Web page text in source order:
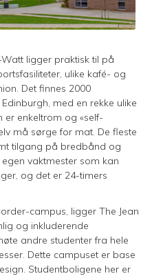
ligger praktisk til på
ulike kafé- og
Det finnes 2000
med en rekke ulike
er enkeltrom og «self-
må sørge for mat. De fleste
tilgang på bredbånd og
vaktmester som kan
og det er 24-timers
campus, ligger The Jean
og inkluderende
andre studenter fra hele
Dette campuset er base
Studentboligene her er